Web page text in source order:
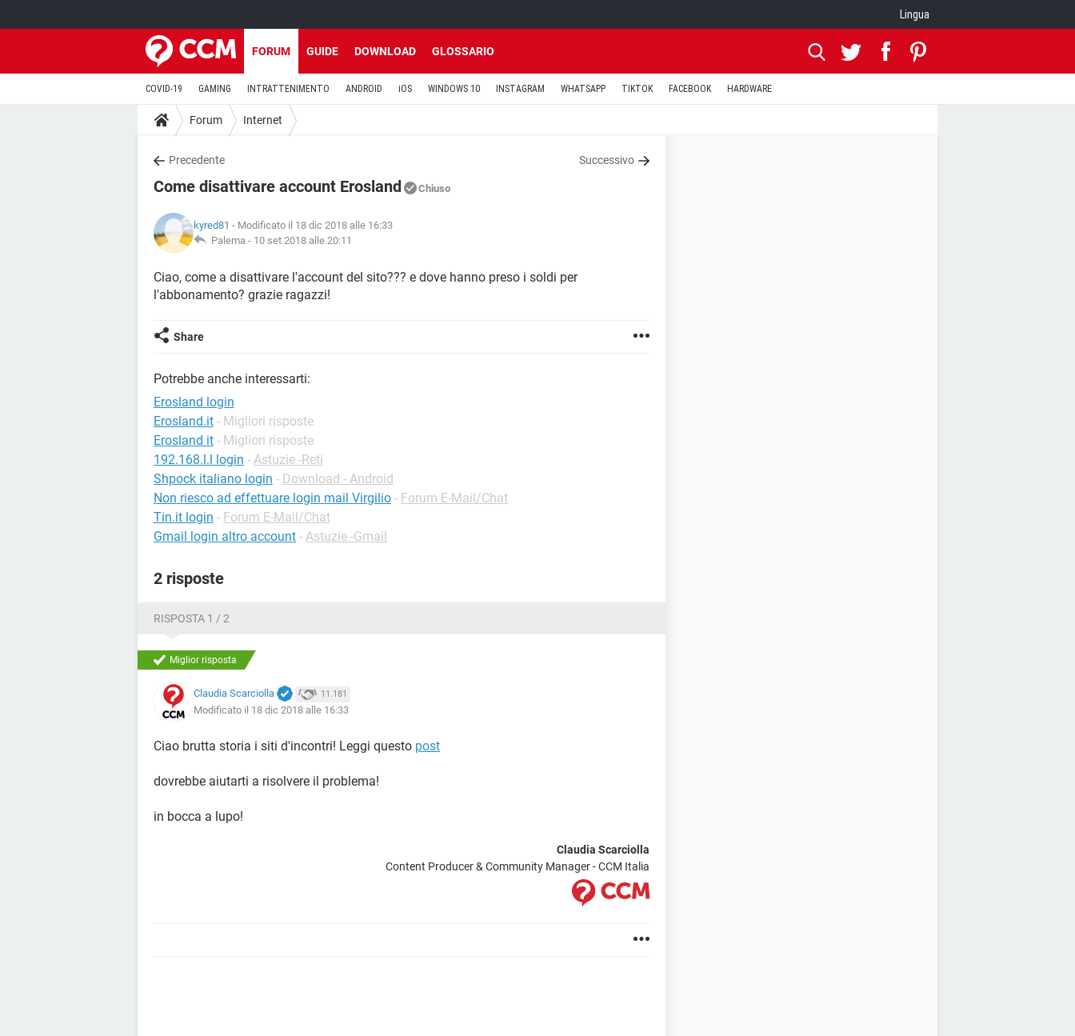
Lingua
FORUM GUIDE DOWNLOAD GLOSSARIO
COVID-19 GAMING INTRATTENIMENTO ANDROID iOS WINDOWS 10 INSTAGRAM WHATSAPP TIKTOK FACEBOOK HARDWARE
Forum Internet
Precedente Successivo
Come disattivare account Erosland Chiuso
kyred81 - Modificato il 18 dic 2018 alle 16:33
Palema - 10 set 2018 alle 20:11
Ciao, come a disattivare l'account del sito??? e dove hanno preso i soldi per
l'abbonamento? grazie ragazzi!
Share
Potrebbe anche interessarti:
Erosland login
Erosland.it - Migliori risposte
Erosland it - Migliori risposte
192.168.l.l login - Astuzie -Reti
Shpock italiano login - Download - Android
Non riesco ad effettuare login mail Virgilio - Forum E-Mail/Chat
Tin.it login - Forum E-Mail/Chat
Gmail login altro account - Astuzie -Gmail
2 risposte
RISPOSTA 1 / 2
Miglior risposta
Claudia Scarciolla 11.181
Modificato il 18 dic 2018 alle 16:33
Ciao brutta storia i siti d'incontri! Leggi questo post
dovrebbe aiutarti a risolvere il problema!
in bocca a lupo!
Claudia Scarciolla
Content Producer & Community Manager - CCM Italia